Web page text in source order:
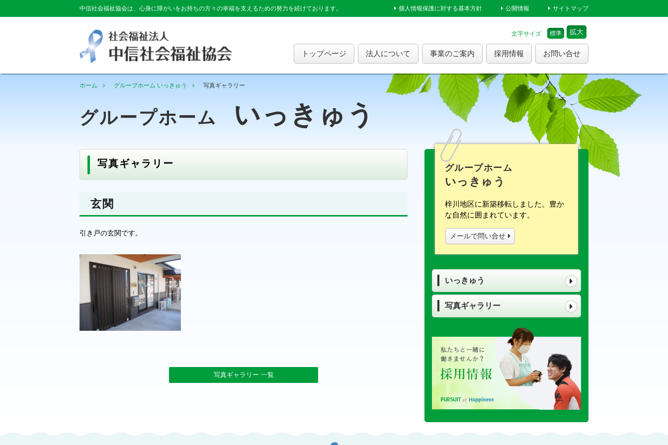
中信社会福祉協会は、心身に障がいをお持ちの方々の幸福を支えるための努力を続けております。 個人情報保護に対する基本方針 公開情報 サイトマップ
文字サイズ 標準 拡大
お問い合せ
採用情報
事業のご案内
法人について
トップページ
ホーム グループホーム いっきゅう 写真ギャラリー
グループホーム いっきゅう
グループホーム
いっきゅう
梓川地区に新築移転しました。豊か
な自然に囲まれています。
メールで問い合せ
いっきゅう
写真ギャラリー
写真ギャラリー
玄関
引き戸の玄関です。
写真ギャラリー 一覧